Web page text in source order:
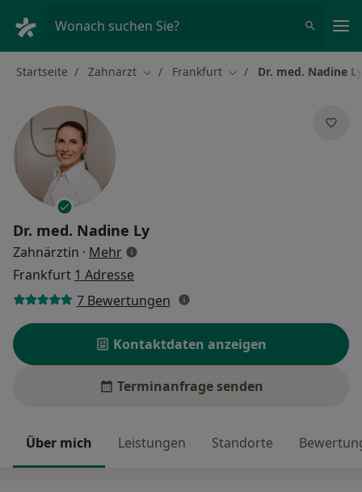
Wonach suchen Sie?
Startseite Zahnarzt Stadt ändern
Frankfurt Stadt ändern
Dr. med. Nadine
Dr. med. Nadine Ly
Zahnärztin · Mehrüber Spezialisierungen
Frankfurt 1 Adresse
7 Bewertungen
Kontaktdaten anzeigen
Terminanfrage senden
Über mich Leistungen Standorte